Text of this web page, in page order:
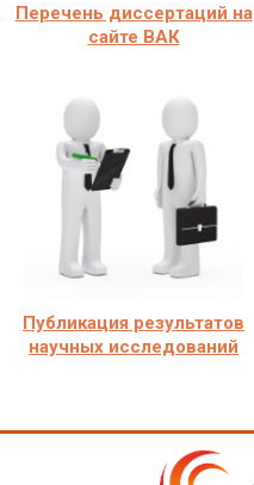
Перечень диссертаций на
сайте ВАК
Публикация результатов
научных исследований